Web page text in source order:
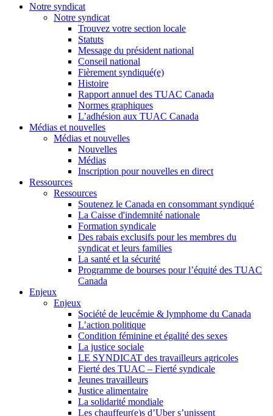
Notre syndicat
Notre syndicat
Trouvez votre section locale
Statuts
Message du président national
Conseil national
Fièrement syndiqué(e)
Histoire
Rapport annuel des TUAC Canada
Normes graphiques
L’adhésion aux TUAC Canada
Médias et nouvelles
Médias et nouvelles
Nouvelles
Médias
Inscription pour nouvelles en direct
Ressources
Ressources
Soutenez le Canada en consommant syndiqué
La Caisse d'indemnité nationale
Formation syndicale
Des rabais exclusifs pour les membres du
syndicat et leurs families
La santé et la sécurité
Programme de bourses pour l’équité des TUAC
Canada
Enjeux
Enjeux
Société de leucémie & lymphome du Canada
L’action politique
Condition féminine et égalité des sexes
La justice sociale
LE SYNDICAT des travailleurs agricoles
Fierté des TUAC – Fierté syndicale
Jeunes travailleurs
Justice alimentaire
La solidarité mondiale
Les chauffeur(e)s d’Uber s’unissent